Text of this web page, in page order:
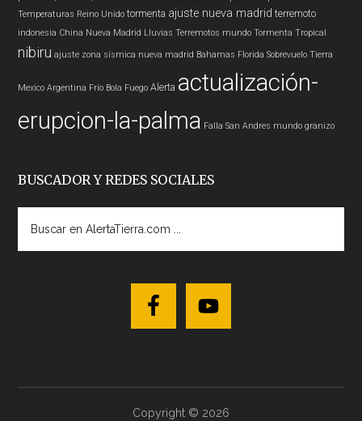
Temperaturas Reino Unido tormenta ajuste nueva madrid terremoto
indonesia China Nueva Madrid Lluvias Terremotos mundo Tormenta Tropical
nibiru ajuste zona sísmica nueva madrid Bahamas Florida Sobrevuelo Tierra
Mexico Argentina Frío Bola Fuego Alerta actualización-
erupcion-la-palma Falla San Andres mundo granizo
BUSCADOR Y REDES SOCIALES
AlertaTierra.com
Copyright © 2026